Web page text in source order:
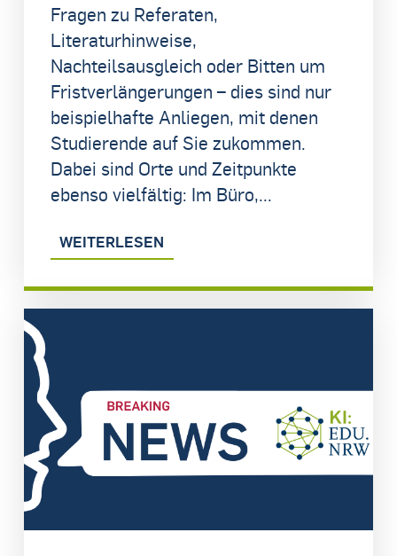
Fragen zu Referaten,
Literaturhinweise,
Nachteilsausgleich oder Bitten um
Fristverlängerungen – dies sind nur
beispielhafte Anliegen, mit denen
Studierende auf Sie zukommen.
Dabei sind Orte und Zeitpunkte
ebenso vielfältig: Im Büro,...
WEITERLESEN